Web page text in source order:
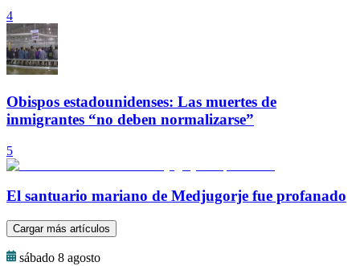
4
Obispos estadounidenses: Las muertes de
inmigrantes “no deben normalizarse”
5
El santuario mariano de Medjugorje fue profanado
Cargar más artículos
sábado 8 agosto